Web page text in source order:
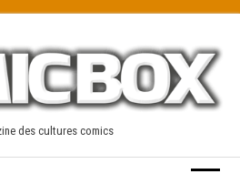
des cultures comics